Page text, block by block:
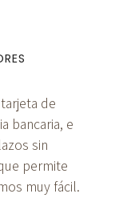
de
bancaria, e
sin
permite
muy fácil.